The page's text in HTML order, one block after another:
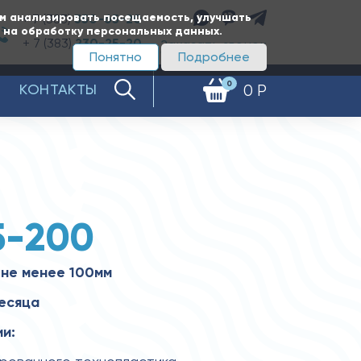
посещаемость, улучшать
обработку персональных данных.
Подробнее
Понятно
+ 7 (383)350-65-20
+ 7 (383)230-25-20 Заказать звонок
0 0 Р
КОНТАКТЫ
200
менее 100мм